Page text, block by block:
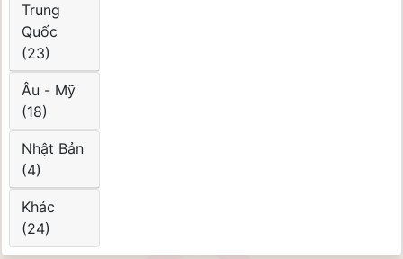
Trung
Quốc
(23)
Âu - Mỹ
(18)
Nhật Bản
(4)
Khác
(24)